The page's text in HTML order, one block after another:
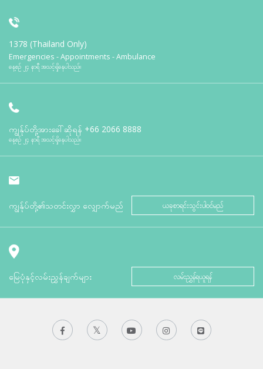
1378 (Thailand Only)
Emergencies - Appointments - Ambulance
နေ့စဉ် ၂၄ နာရီ အသင့်ရှိနေပါသည်။
ကျွန်ုပ်တို့အားခေါ်ဆိုရန် +66 2066 8888
နေ့စဉ် ၂၄ နာရီ အသင့်ရှိနေပါသည်။
ကျွန်ုပ်တို့၏သတင်းလွှာ လျှောက်မည် ယခုစာရင်းသွင်းပါဝင်မည်
မြေပုံနှင့်လမ်းညွှန်ချက်များ လမ်းညွှန်ရယူရန်